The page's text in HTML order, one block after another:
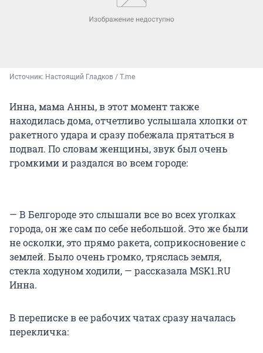
Источник: Настоящий Гладков / T.me
Инна, мама Анны, в этот момент также
находилась дома, отчетливо услышала хлопки от
ракетного удара и сразу побежала прятаться в
подвал. По словам женщины, звук был очень
громкими и раздался во всем городе:
— В Белгороде это слышали все во всех уголках
города, он же сам по себе небольшой. Это же были
не осколки, это прямо ракета, соприкосновение с
землей. Было очень громко, тряслась земля,
стекла ходуном ходили, — рассказала MSK1.RU
Инна.
В переписке в ее рабочих чатах сразу началась
перекличка: